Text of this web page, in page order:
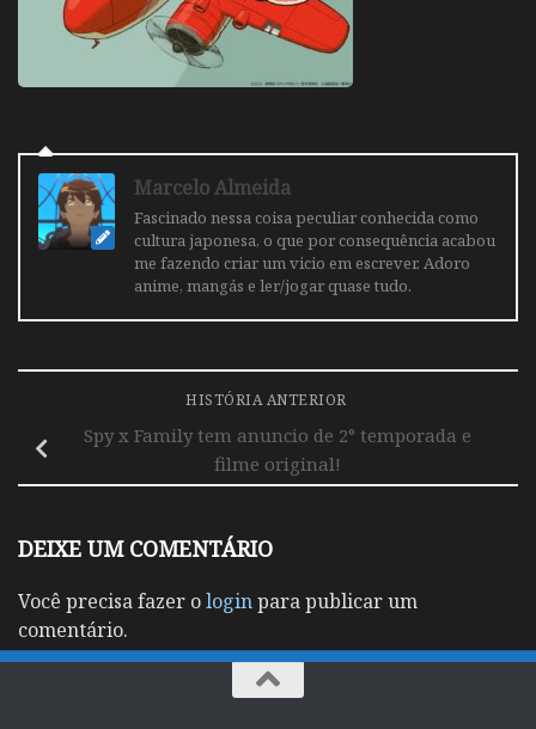
Marcelo Almeida
Fascinado nessa coisa peculiar conhecida como
cultura japonesa, o que por consequência acabou
me fazendo criar um vicio em escrever. Adoro
anime, mangás e ler/jogar quase tudo.
HISTÓRIA ANTERIOR
Spy x Family tem anuncio de 2° temporada e
filme original!
DEIXE UM COMENTÁRIO
Você precisa fazer ologinpara publicar um
comentário.